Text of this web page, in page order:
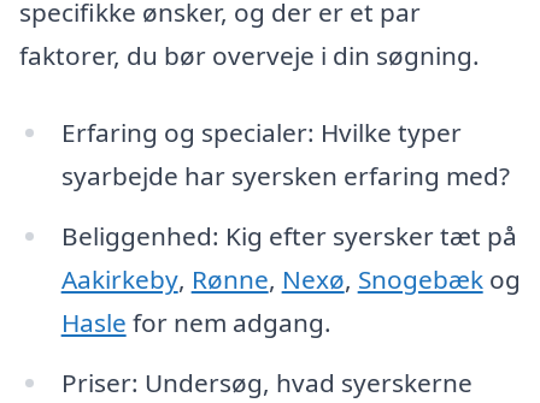
specifikke ønsker, og der er et par
faktorer, du bør overveje i din søgning.
Erfaring og specialer: Hvilke typer
syarbejde har syersken erfaring med?
Beliggenhed: Kig efter syersker tæt på
Aakirkeby, Rønne, Nexø, Snogebækog
Hasle for nem adgang.
Priser: Undersøg, hvad syerskerne